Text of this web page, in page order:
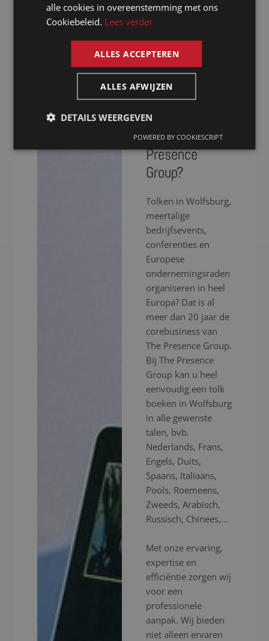
Waarom kiezen
voor een tolk
in Wolfsburg
via The
Presence
Group?
Tolken in Wolfsburg,
meertalige
bedrijfsevents,
conferenties en
Europese
ondernemingsraden
organiseren in heel
Europa? Dat is al
meer dan 20 jaar de
corebusiness van
The Presence Group.
Bij The Presence
Group kan u heel
eenvoudig een tolk
boeken in Wolfsburg
in alle gewenste
talen, bvb.
Nederlands, Frans,
Engels, Duits,
Spaans, Italiaans,
Pools, Roemeens,
Zweeds, Arabisch,
Russisch, Chinees,...
Met onze ervaring,
expertise en
efficiëntie zorgen wij
voor een
professionele
aanpak. Wij bieden
niet alleen ervaren
FRENCH
alle cookies in overeenstemming met ons
Cookiebeleid. Lees verder
ALLES ACCEPTEREN
ALLES AFWIJZEN
DETAILS WEERGEVEN
POWERED BY COOKIESCRIPT